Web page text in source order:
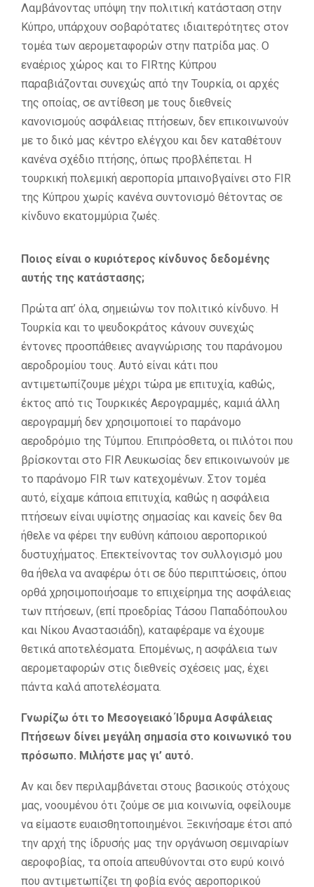
Λαμβάνοντας υπόψη την πολιτική κατάσταση στην
Κύπρο, υπάρχουν σοβαρότατες ιδιαιτερότητες στον
τομέα των αερομεταφορών στην πατρίδα μας. Ο
εναέριος χώρος και το FIRτης Κύπρου
παραβιάζονται συνεχώς από την Τουρκία, οι αρχές
της οποίας, σε αντίθεση με τους διεθνείς
κανονισμούς ασφάλειας πτήσεων, δεν επικοινωνούν
με το δικό μας κέντρο ελέγχου και δεν καταθέτουν
κανένα σχέδιο πτήσης, όπως προβλέπεται. Η
τουρκική πολεμική αεροπορία μπαινοβγαίνει στο FIR
της Κύπρου χωρίς κανένα συντονισμό θέτοντας σε
κίνδυνο εκατομμύρια ζωές.
Ποιος είναι ο κυριότερος κίνδυνος δεδομένης
αυτής της κατάστασης;
Πρώτα απ’ όλα, σημειώνω τον πολιτικό κίνδυνο. Η
Τουρκία και το ψευδοκράτος κάνουν συνεχώς
έντονες προσπάθειες αναγνώρισης του παράνομου
αεροδρομίου τους. Αυτό είναι κάτι που
αντιμετωπίζουμε μέχρι τώρα με επιτυχία, καθώς,
έκτος από τις Τουρκικές Αερογραμμές, καμιά άλλη
αερογραμμή δεν χρησιμοποιεί το παράνομο
αεροδρόμιο της Τύμπου. Επιπρόσθετα, οι πιλότοι που
βρίσκονται στο FIR Λευκωσίας δεν επικοινωνούν με
το παράνομο FIR των κατεχομένων. Στον τομέα
αυτό, είχαμε κάποια επιτυχία, καθώς η ασφάλεια
πτήσεων είναι υψίστης σημασίας και κανείς δεν θα
ήθελε να φέρει την ευθύνη κάποιου αεροπορικού
δυστυχήματος. Επεκτείνοντας τον συλλογισμό μου
θα ήθελα να αναφέρω ότι σε δύο περιπτώσεις, όπου
ορθά χρησιμοποιήσαμε το επιχείρημα της ασφάλειας
των πτήσεων, (επί προεδρίας Τάσου Παπαδόπουλου
και Νίκου Αναστασιάδη), καταφέραμε να έχουμε
θετικά αποτελέσματα. Επομένως, η ασφάλεια των
αερομεταφορών στις διεθνείς σχέσεις μας, έχει
πάντα καλά αποτελέσματα.
Γνωρίζω ότι το Μεσογειακό Ίδρυμα Ασφάλειας
Πτήσεων δίνει μεγάλη σημασία στο κοινωνικό του
πρόσωπο. Μιλήστε μας γι’ αυτό.
Αν και δεν περιλαμβάνεται στους βασικούς στόχους
μας, νοουμένου ότι ζούμε σε μια κοινωνία, οφείλουμε
να είμαστε ευαισθητοποιημένοι. Ξεκινήσαμε έτσι από
την αρχή της ίδρυσής μας την οργάνωση σεμιναρίων
αεροφοβίας, τα οποία απευθύνονται στο ευρύ κοινό
που αντιμετωπίζει τη φοβία ενός αεροπορικού